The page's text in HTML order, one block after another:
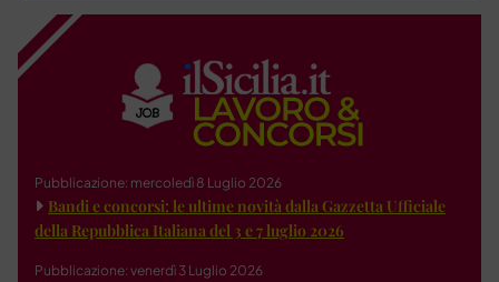
Pubblicazione: mercoledì 8 Luglio 2026
Bandi e concorsi: le ultime novità dalla Gazzetta Ufficiale
della Repubblica Italiana del 3 e 7 luglio 2026
Pubblicazione: venerdì 3 Luglio 2026